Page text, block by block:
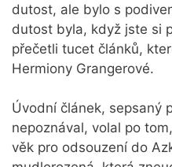
dutost, ale bylo s
dutost byla, když jste si
přečetli tucet článků,
Hermiony Grangerové.
Úvodní článek, sepsaný
nepoznával, volal po
věk pro odsouzení do